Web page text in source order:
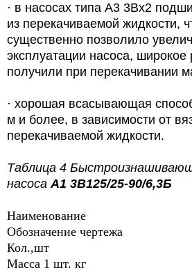
· в насосах типа А3 3Вх2
из перекачиваемой жидкости,
существенно позволило
эксплуатации насоса, широкое
получили при перекачивании
· хорошая всасывающая
м и более, в зависимости от
перекачиваемой жидкости.
Таблица 4
насосаА1 3В125/25-90/6,3Б
Наименование
Обозначение чертежа
Кол.,шт
Macca 1 шт. кг